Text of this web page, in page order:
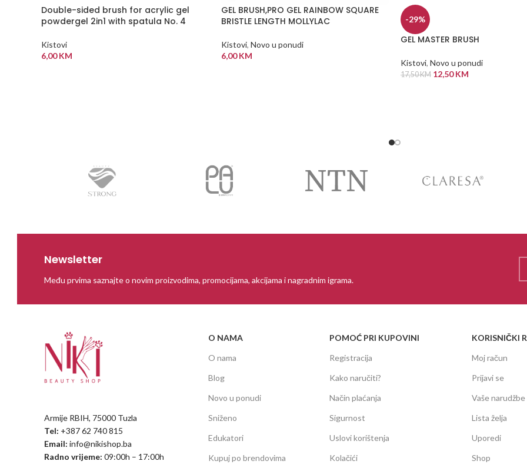
Double-sided brush for acrylic gel
powdergel 2in1 with spatula No. 4
Kistovi
6,00KM
GEL BRUSH,PRO GEL RAINBOW SQUARE
BRISTLE LENGTH MOLLYLAC
Kistovi, Novo u ponudi
6,00KM
-29%
GEL MASTER BRUSH
Kistovi, Novo u ponudi
17,50KM 12,50KM
Newsletter
Među prvima saznajte o novim proizvodima, promocijama, akcijama i nagradnim igrama.
Armije RBIH, 75000 Tuzla
Tel: +387 62 740 815
Email: info@nikishop.ba
Radno vrijeme: 09:00h – 17:00h
O NAMA
O nama
Blog
Novo u ponudi
Sniženo
Edukatori
Kupuj po brendovima
POMOĆ PRI KUPOVINI
Registracija
Kako naručiti?
Način plaćanja
Sigurnost
Uslovi korištenja
Kolačići
KORISNIČKI
Moj račun
Prijavi se
Vaše narudžbe
Lista želja
Uporedi
Shop